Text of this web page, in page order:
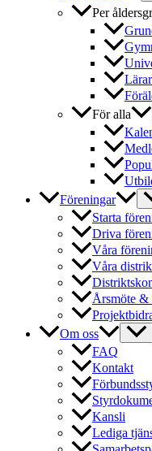
Per
För alla
Föreningar
Starta
Driva
Våra
Våra
Årsmöte &
Om oss
FAQ
Kontakt
Kansli
Lediga